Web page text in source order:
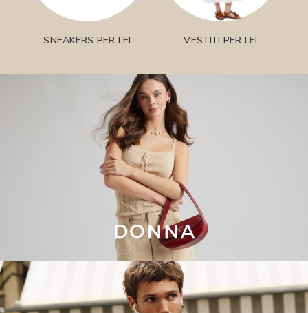
SNEAKERS PER LEI VESTITI PER LEI